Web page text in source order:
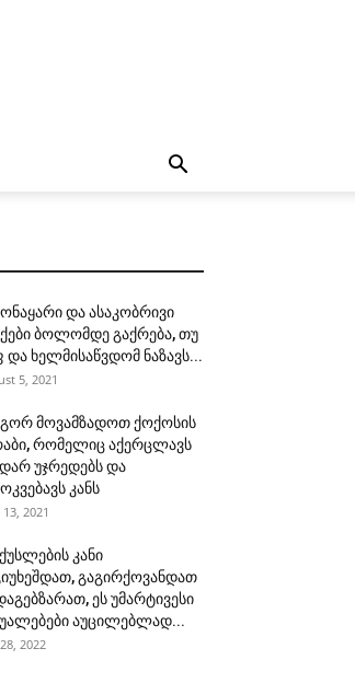
და ასაკობრივი
ბოლომდე გაქრება, თუ
და ხელმისაწვდომ ნაზავს...
5, 2021
მოვამზადოთ ქოქოსის
რომელიც აქერცლავს
უჯრედებს და
კანს
2021
კანი
გაგირქოვანდათ
ეს უმარტივესი
აუცილებლად...
2022